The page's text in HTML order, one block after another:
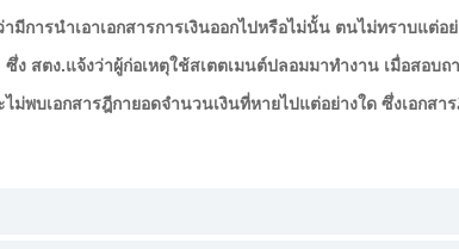
การนำเอาเอกสารการเงินออกไปหรือไม่นั้น ตนไม่ทราบแต่อ
ง สตง.แจ้งว่าผู้ก่อเหตุใช้สเตตเมนต์ปลอมมาทำงาน เมื่อสอบถ
ม่พบเอกสารฎีกายอดจำนวนเงินที่หายไปแต่อย่างใด ซึ่งเอกสา